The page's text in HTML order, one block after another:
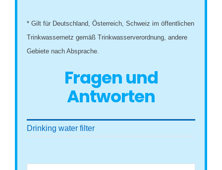
* Gilt für Deutschland, Österreich, Schweiz im öffentlichen
Trinkwassernetz gemäß Trinkwasserverordnung, andere
Gebiete nach Absprache.
Fragen und
Antworten
Drinking water filter